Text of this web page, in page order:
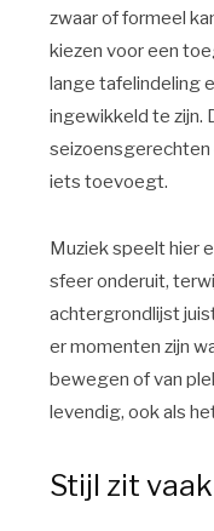
zwaar of formeel
kiezen voor een
lange tafelindeling
ingewikkeld te zijn.
seizoensgerechten
iets toevoegt.
Muziek speelt hier
sfeer onderuit,
achtergrondlijst
er momenten zijn
bewegen of van
levendig, ook als
Stijl zit